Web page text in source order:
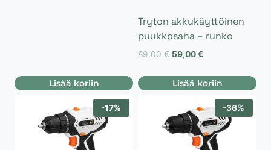
Lisää koriin
Tryton akkukäyttöinen
puukkosaha – runko
89,00€ Alkuperäinen
oli:
89,00 €.
59,00€Nykyinen
on:
59,00 €.
Lisää koriin
-17% -36%